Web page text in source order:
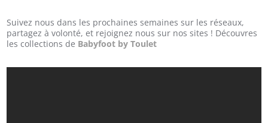
Suivez nous dans les prochaines semaines sur les réseaux,
partagez à volonté, et rejoignez nous sur nos sites ! Découvres
les collections de Babyfoot by Toulet